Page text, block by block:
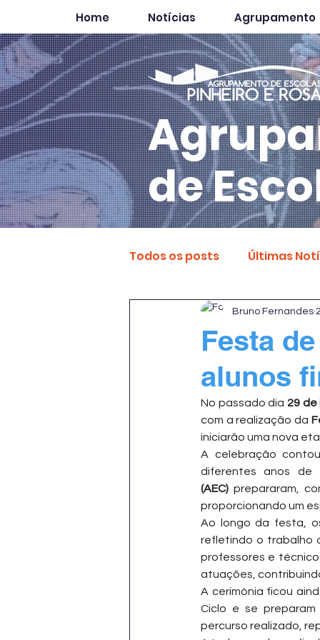
Home Notícias Agrupamento
de
Todos os posts Últimas
Festa
alunos
Bruno Fernandes
No passado dia 29 de
com a realização da
iniciarão uma nova
A celebração
diferentes anos
(AEC) prepararam,
proporcionando um
Ao longo da festa,
refletindo o trabalho
professores e
atuações,
A cerimónia ficou
Ciclo e se
percurso realizado,